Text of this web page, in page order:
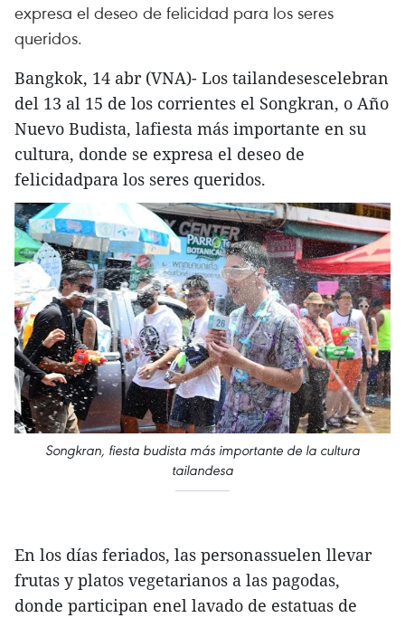
expresa el deseo de felicidad para los seres
queridos.
Bangkok, 14 abr (VNA)- Los tailandesescelebran
del 13 al 15 de los corrientes el Songkran, o Año
Nuevo Budista, lafiesta más importante en su
cultura, donde se expresa el deseo de
felicidadpara los seres queridos.
Songkran, fiesta budista más importante de la cultura
tailandesa
En los días feriados, las personassuelen llevar
frutas y platos vegetarianos a las pagodas,
donde participan enel lavado de estatuas de